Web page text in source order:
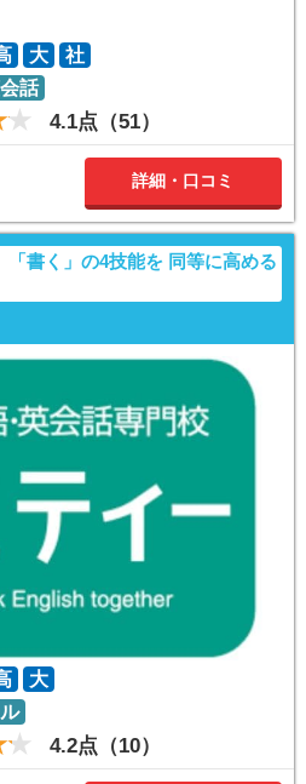
大
社
話
4.1点（51）
詳細・口コミ
「書く」の4技能を 同等に高める
大
4.2点（10）